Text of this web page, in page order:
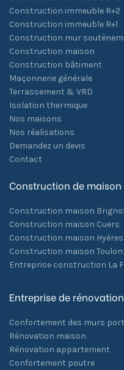
Construction immeuble R+2
Construction immeuble R+1
Construction mur
Construction maison
Construction bâtiment
Maçonnerie générale
Terrassement & VRD
Isolation thermique
Nos maisons
Nos réalisations
Demandez un devis
Contact
Construction de maison
Construction maison
Construction maison Cuers
Construction maison Hyères
Construction maison Toulon
Entreprise construction La
Entreprise de
Confortement des murs
Rénovation maison
Rénovation appartement
Confortement poutre